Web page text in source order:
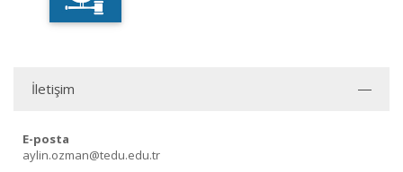
İletişim
E-posta
aylin.ozman@tedu.edu.tr